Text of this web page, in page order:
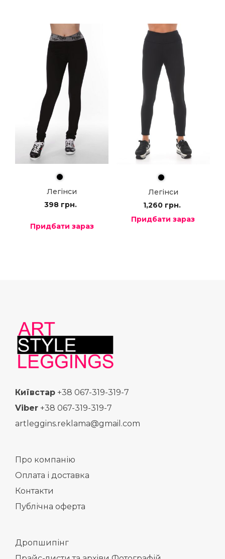
Легінси
398 грн.
Придбати зараз
Легінси
1,260 грн.
Придбати зараз
Київстар +38 067-319-319-7
Viber +38 067-319-319-7
artleggins.reklama@gmail.com
Про компанію
Оплата і доставка
Контакти
Публічна оферта
Дропшипінг